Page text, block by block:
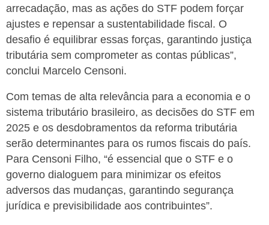
arrecadação, mas as ações do STF podem forçar
ajustes e repensar a sustentabilidade fiscal. O
desafio é equilibrar essas forças, garantindo justiça
tributária sem comprometer as contas públicas”,
conclui Marcelo Censoni.
Com temas de alta relevância para a economia e o
sistema tributário brasileiro, as decisões do STF em
2025 e os desdobramentos da reforma tributária
serão determinantes para os rumos fiscais do país.
Para Censoni Filho, “é essencial que o STF e o
governo dialoguem para minimizar os efeitos
adversos das mudanças, garantindo segurança
jurídica e previsibilidade aos contribuintes”.